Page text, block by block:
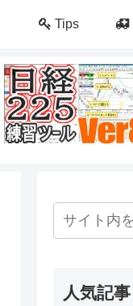
Tips
人気記事